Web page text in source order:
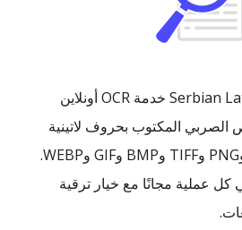
أداة Serbian Latin Image OCR خدمة OCR أونلاين
الصربي المكتوب بحروف لاتينية
من الصور مثل ‎JPG وPNG وTIFF وBMP وGIF وWEBP.
عملية مجانًا مع خيار ترقية